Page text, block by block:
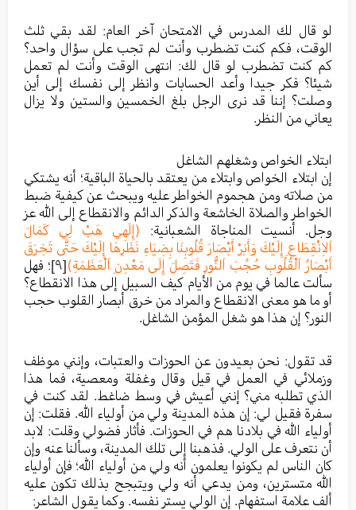
لو قال لك المدرس في الامتحان آخر العام: لقد بقي ثلث
الوقت، فكم كنت تضطرب وأنت لم تجب على سؤال واحد؟
كم كنت تضطرب لو قال لك: انتهى الوقت وأنت لم تعمل
شيئا؟ فكر جيدا وأعد الحسابات وانظر إلى نفسك إلى أين
وصلت؟ إننا قد نرى الرجل بلغ الخمسين والستين ولا يزال
يعاني من النظر.
ابتلاء الخواص وشغلهم الشاغل
إن ابتلاء الخواص وابتلاء من يعتقد بالحياة الباقية؛ أنه يشتكي
من صلاته ومن هجموم الخواطر عليه ويبحث عن كيفية ضبط
الخواطر والصلاة الخاشعة والذكر الدائم والانقطاع إلى الله عز
وجل. أنسيت المناجاة الشعبانية: (إِلَهِي هَبْ لِي كَمَالَ
اَلاِنْقِطَاعِ إِلَيْكَ وَأَنِرْ أَبْصَارَ قُلُوبِنَا بِضِيَاءِ نَظَرِهَا إِلَيْكَ حَتَّى تَخِرَقَ
أَبْصَارُ اَلْقُلُوبِ حُجُبَ اَلنُّورِ فَتَصِلَ إِلَى مَعْدِنِ اَلْعَظَمَةِ)[٩]
؛ فهل
سألت عالما في يوم من الأيام كيف السبيل إلى هذا الانقطاع؟
أو ما هو معنى الانقطاع والمراد من خرق أبصار القلوب حجب
النور؟ إن هذا هو شغل المؤمن الشاغل.
قد تقول: نحن بعيدون عن الحوزات والعتبات، وإنني موظف
وزملائي في العمل في قيل وقال وغفلة ومعصية، فما هذا
الذي تطلبه مني؟ إنني أعيش في وسط ضاغط. لقد كنت في
سفرة فقيل لي: إن هذه المدينة ولي من أولياء الله. فقلت: إن
أولياء الله في بلادنا هم في الحوزات. فأثار فضولي وقلت: لابد
أن نتعرف على الولي. فذهبنا إلى تلك المدينة، وسألنا عنه وإن
كان الناس لم يكونوا يعلمون أنه ولي من أولياء الله؛ فإن أولياء
الله متسترين، ومن يدعي أنه ولي ويتبجح بذلك تكون عليه
ألف علامة استفهام. إن الولي يستر نفسه. وكما يقول الشاعر: